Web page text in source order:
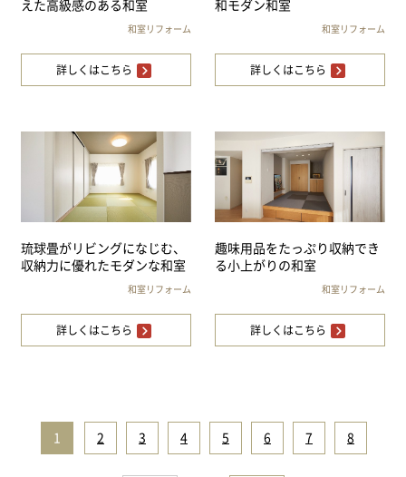
えた高級感のある和室
和室リフォーム
詳しくはこちら
和モダン和室
和室リフォーム
詳しくはこちら
琉球畳がリビングになじむ、
収納力に優れたモダンな和室
和室リフォーム
詳しくはこちら
趣味用品をたっぷり収納でき
る小上がりの和室
和室リフォーム
詳しくはこちら
1 2 3 4 5 6 7 8